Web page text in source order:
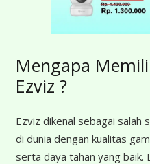
Mengapa
Ezviz ?
Ezviz dikenal sebagai salah
di dunia dengan kualitas
serta daya tahan yang baik.